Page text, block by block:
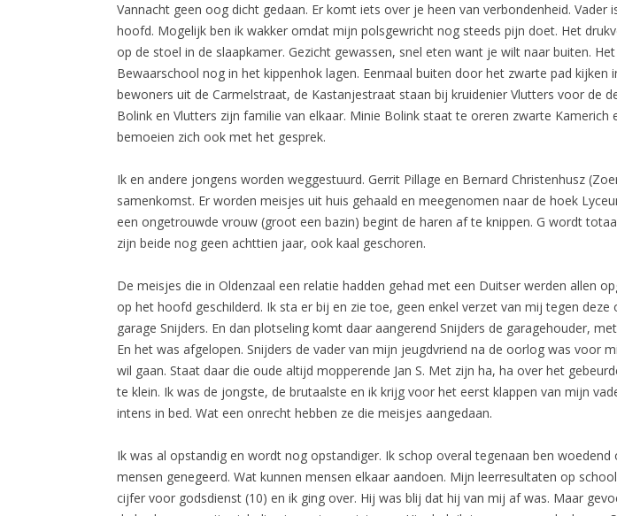
Vannacht geen oog dicht gedaan. Er komt iets over je heen van verbondenheid.
hoofd. Mogelijk ben ik wakker omdat mijn polsgewricht nog steeds pijn doet. Het
op de stoel in de slaapkamer. Gezicht gewassen, snel eten want je wilt naar buiten.
Bewaarschool nog in het kippenhok lagen. Eenmaal buiten door het zwarte pad
bewoners uit de Carmelstraat, de Kastanjestraat staan bij kruidenier Vlutters voor de
Bolink en Vlutters zijn familie van elkaar. Minie Bolink staat te oreren zwarte
bemoeien zich ook met het gesprek.
Ik en andere jongens worden weggestuurd. Gerrit Pillage en Bernard Christenhusz
samenkomst. Er worden meisjes uit huis gehaald en meegenomen naar de hoek
een ongetrouwde vrouw (groot een bazin) begint de haren af te knippen. G wordt
zijn beide nog geen achttien jaar, ook kaal geschoren.
De meisjes die in Oldenzaal een relatie hadden gehad met een Duitser werden allen
op het hoofd geschilderd. Ik sta er bij en zie toe, geen enkel verzet van mij tegen
garage Snijders. En dan plotseling komt daar aangerend Snijders de garagehouder,
En het was afgelopen. Snijders de vader van mijn jeugdvriend na de oorlog was
wil gaan. Staat daar die oude altijd mopperende Jan S. Met zijn ha, ha over het
te klein. Ik was de jongste, de brutaalste en ik krijg voor het eerst klappen van mijn
intens in bed. Wat een onrecht hebben ze die meisjes aangedaan.
Ik was al opstandig en wordt nog opstandiger. Ik schop overal tegenaan ben
mensen genegeerd. Wat kunnen mensen elkaar aandoen. Mijn leerresultaten op
cijfer voor godsdienst (10) en ik ging over. Hij was blij dat hij van mij af was. Maar